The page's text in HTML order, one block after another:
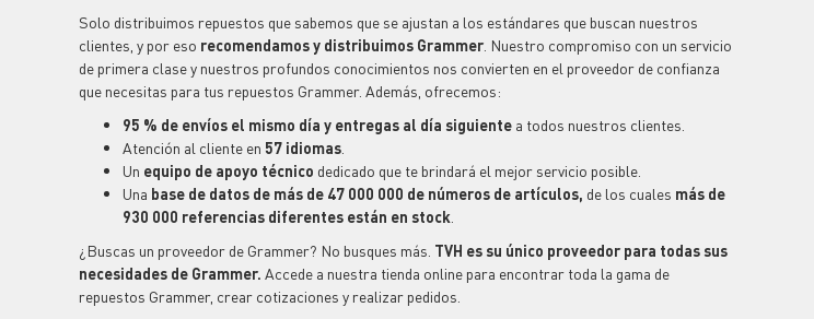
Solo distribuimos repuestos que sabemos que se ajustan a los estándares que buscan nuestros
clientes, y por eso recomendamos y distribuimos Grammer . Nuestro compromiso con un servicio
de primera clase y nuestros profundos conocimientos nos convierten en el proveedor de confianza
que necesitas para tus repuestos Grammer. Además, ofrecemos:
95 % de envíos el mismo día y entregas al día siguiente a todos nuestros clientes.
Atención al cliente en 57 idiomas
Un equipo de apoyo técnico dedicado que te brindará el mejor servicio posible.
Una base de datos de más de 47 000 000 de números de artículos, de los cuales más de
930 000 referencias diferentes están en stock
¿Buscas un proveedor de Grammer? No busques más. TVH es su único proveedor para todas sus
necesidades de Grammer. Accede a nuestra tienda online para encontrar toda la gama de
repuestos Grammer, crear cotizaciones y realizar pedidos.